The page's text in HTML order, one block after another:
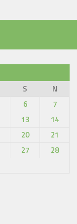
S
N
6
7
13
14
20
21
27
28